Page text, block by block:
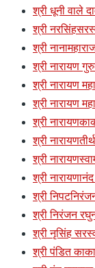
श्री धूनी वाले
श्री
श्री
श्री नारायण
श्री नारायण
श्री नारायण
श्री
श्री
श्री
श्री
श्री
श्री निरंजन
श्री नृसिंह
श्री पंडित